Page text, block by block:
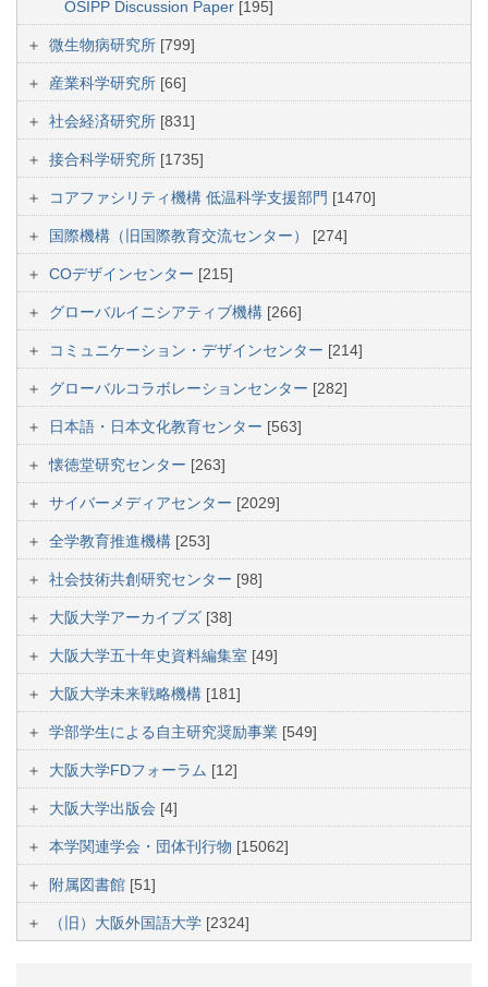
OSIPP Discussion Paper [195]
微生物病研究所 [799]
産業科学研究所 [66]
社会経済研究所 [831]
接合科学研究所 [1735]
コアファシリティ機構 低温科学支援部門 [1470]
国際機構（旧国際教育交流センター） [274]
COデザインセンター [215]
グローバルイニシアティブ機構 [266]
コミュニケーション・デザインセンター [214]
グローバルコラボレーションセンター [282]
日本語・日本文化教育センター [563]
懐徳堂研究センター [263]
サイバーメディアセンター [2029]
全学教育推進機構 [253]
社会技術共創研究センター [98]
大阪大学アーカイブズ [38]
大阪大学五十年史資料編集室 [49]
大阪大学未来戦略機構 [181]
学部学生による自主研究奨励事業 [549]
大阪大学FDフォーラム [12]
大阪大学出版会 [4]
本学関連学会・団体刊行物 [15062]
附属図書館 [51]
（旧）大阪外国語大学 [2324]